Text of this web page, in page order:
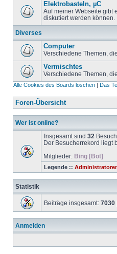
Elektrobasteln, µC
Auf meiner Webseite gibt
diskutiert werden können.
Diverses
Computer
Verschiedene Themen,
Vermischtes
Verschiedene Themen,
Alle Cookies des Boards löschen | Das
Foren-Übersicht
Wer ist online?
Insgesamt sind 32
Der Besucherrekord liegt
Mitglieder: Bing [Bot]
Legende ::
Statistik
Beiträge insgesamt: 7030
Anmelden